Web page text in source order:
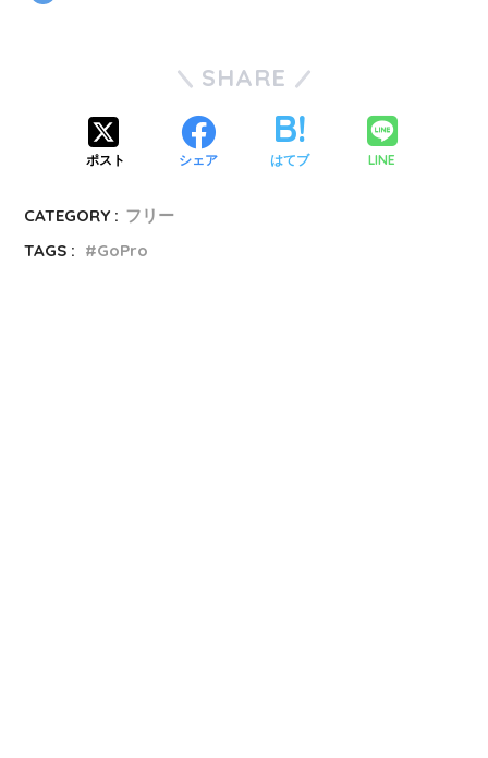
SHARE
ポスト シェア はてブ LINE
CATEGORY : フリー
TAGS :
GoPro